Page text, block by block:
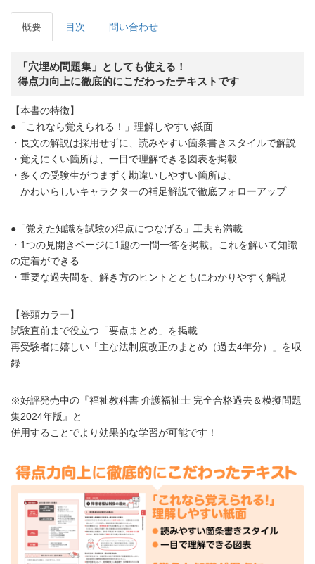
概要 目次 問い合わせ
「穴埋め問題集」としても使える！
得点力向上に徹底的にこだわったテキストです
【本書の特徴】
●「これなら覚えられる！」理解しやすい紙面
・長文の解説は採用せずに、読みやすい箇条書きスタイルで解説
・覚えにくい箇所は、一目で理解できる図表を掲載
・多くの受験生がつまずく勘違いしやすい箇所は、
かわいらしいキャラクターの補足解説で徹底フォローアップ
●「覚えた知識を試験の得点につなげる」工夫も満載
・1つの見開きページに1題の一問一答を掲載。これを解いて知識
の定着ができる
・重要な過去問を、解き方のヒントとともにわかりやすく解説
【巻頭カラー】
試験直前まで役立つ「要点まとめ」を掲載
再受験者に嬉しい「主な法制度改正のまとめ（過去4年分）」を収
録
※好評発売中の『福祉教科書 介護福祉士 完全合格過去＆模擬問題
集2024年版』と
併用することでより効果的な学習が可能です！